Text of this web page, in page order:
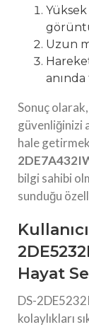
Uzun
Sonuç
güvenliğinizi
hale
bilgi sahibi
sunduğu
Hayat
DS-
kolaylıkları